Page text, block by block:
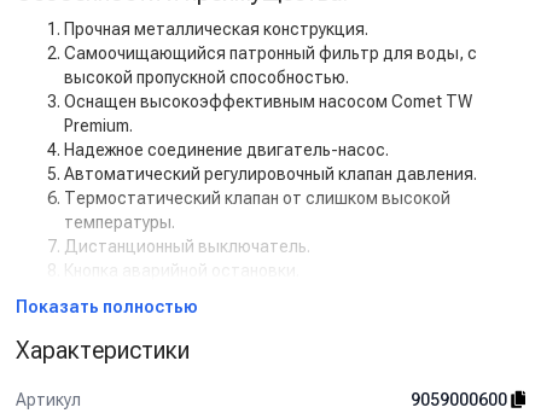
Прочная металлическая конструкция.
Самоочищающийся патронный фильтр для воды, с
высокой пропускной способностью.
Оснащен высокоэффективным насосом Comet TW
Premium.
Надежное соединение двигатель-насос.
Автоматический регулировочный клапан давления.
Термостатический клапан от слишком высокой
температуры.
Дистанционный выключатель.
Кнопка аварийной остановки.
Практичные крепления для пистолета и копья.
Полностью высокопрофессиональное применение.
Показать полностью
Характеристики
Артикул
9059000600